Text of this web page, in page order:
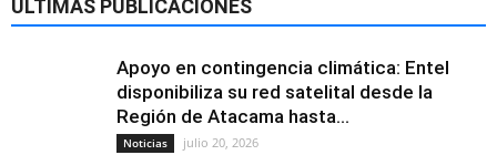
ÚLTIMAS PUBLICACIONES
Apoyo en contingencia climática: Entel
disponibiliza su red satelital desde la
Región de Atacama hasta...
Noticias julio 20, 2026